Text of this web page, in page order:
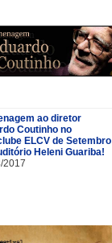
ao diretor
Coutinho no
ELCV de Setembro
Heleni Guariba!
2017